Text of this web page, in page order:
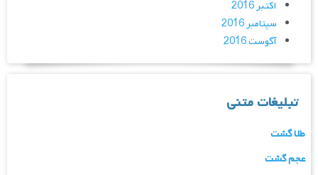
اکتبر 2016
سپتامبر 2016
آگوست 2016
تبلیغات متنی
طلا گشت
عجم گشت